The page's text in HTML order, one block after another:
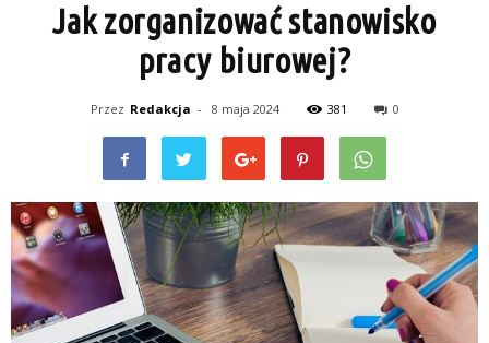
Jak zorganizować stanowisko
pracy biurowej?
Przez Redakcja - 8 maja 2024 381 0